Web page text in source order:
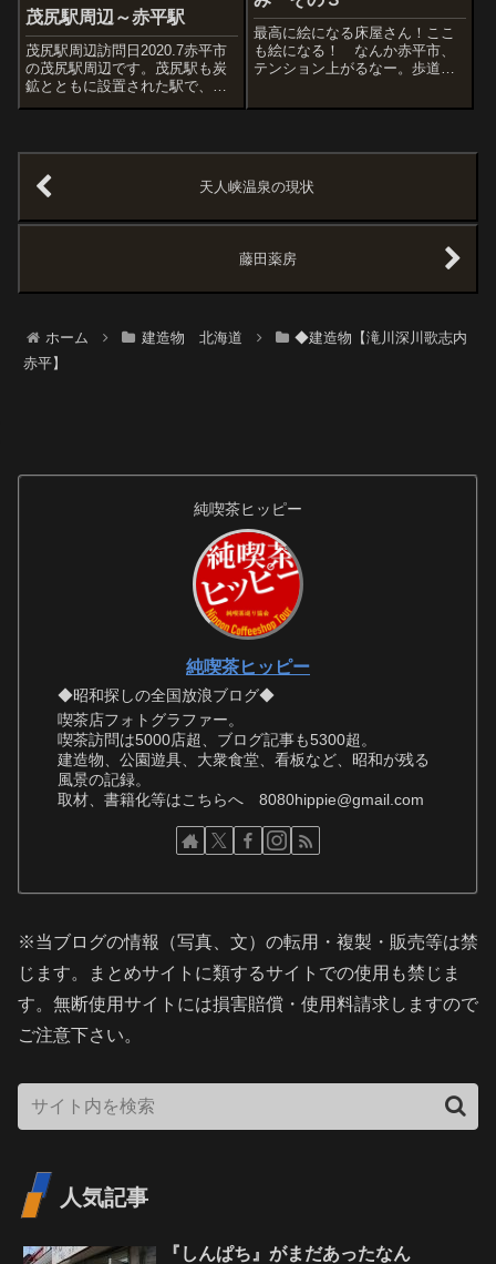
茂尻駅周辺～赤平駅
茂尻駅周辺訪問日2020.7赤平市
の茂尻駅周辺です。茂尻駅も炭
鉱とともに設置された駅で、現
在は無人駅。駅の南側・新町側
どこもそうですが、周辺の家
屋、商業施設は年季が入ってい
ます。散歩し...
最高に絵になる床屋さん！ここ
も絵になる！ なんか赤平市、
テンション上がるなー。歩道の
グロンサン、強烈な存在感。
天人峡温泉の現状
藤田薬房
ホーム 建造物 北海道
◆建造物【滝川深川歌志内
赤平】
純喫茶ヒッピー
純喫茶ヒッピー
◆昭和探しの全国放浪ブログ◆
喫茶店フォトグラファー。
喫茶訪問は5000店超、ブログ記事も5300超。
建造物、公園遊具、大衆食堂、看板など、昭和が残る
風景の記録。
取材、書籍化等はこちらへ 8080hippie@gmail.com
※当ブログの情報（写真、文）の転用・複製・販売等は禁
じます。まとめサイトに類するサイトでの使用も禁じま
す。無断使用サイトには損害賠償・使用料請求しますので
ご注意下さい。
人気記事
『しんぱち』がまだあったなん